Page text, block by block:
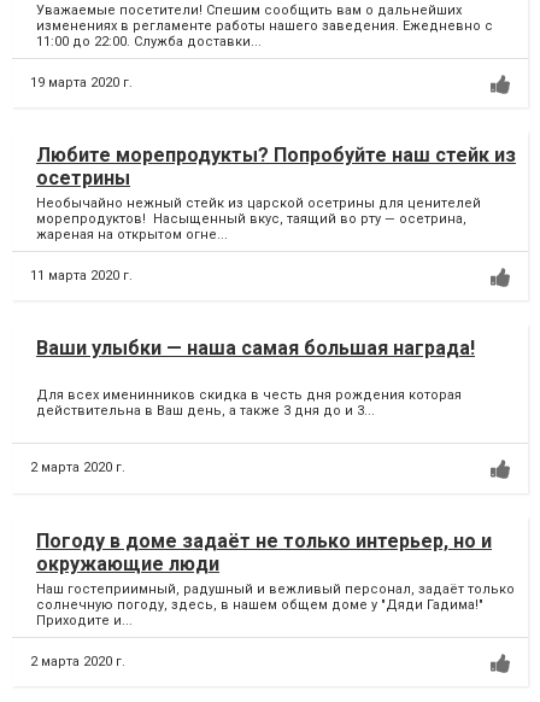
Уважаемые посетители! Спешим сообщить вам о дальнейших
изменениях в регламенте работы нашего заведения. Ежедневно с
11:00 до 22:00. Служба доставки...
19 марта 2020 г.
Любите морепродукты? Попробуйте наш стейк из
осетрины
Необычайно нежный стейк из царской осетрины для ценителей
морепродуктов! Насыщенный вкус, таящий во рту — осетрина,
жареная на открытом огне...
11 марта 2020 г.
Ваши улыбки — наша самая большая награда!
Для всех именинников скидка в честь дня рождения которая
действительна в Ваш день, а также 3 дня до и 3...
2 марта 2020 г.
Погоду в доме задаёт не только интерьер, но и
окружающие люди
Наш гостеприимный, радушный и вежливый персонал, задаёт только
солнечную погоду, здесь, в нашем общем доме у "Дяди Гадима!"
Приходите и...
2 марта 2020 г.